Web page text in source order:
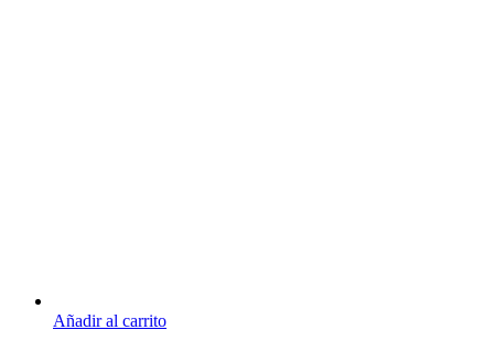
Añadir al carrito